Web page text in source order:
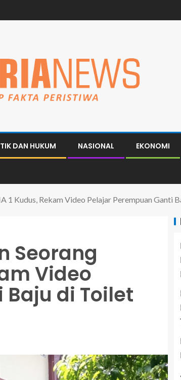
DAN HUKUM NASIONAL EKONOMI
1 Kudus, Rekam Video Pelajar Perempuan Ganti
Seorang
Video
di Toilet